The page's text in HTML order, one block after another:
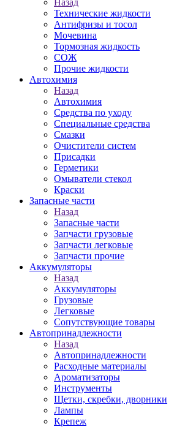
Технические жидкости
Антифризы и тосол
Мочевина
Тормозная жидкость
СОЖ
Прочие жидкости
Автохимия
Назад
Автохимия
Средства по уходу
Специальные средства
Смазки
Очистители систем
Присадки
Герметики
Омыватели стекол
Краски
Запасные части
Назад
Запасные части
Запчасти грузовые
Запчасти легковые
Запчасти прочие
Аккумуляторы
Назад
Аккумуляторы
Грузовые
Легковые
Сопутствующие товары
Автопринадлежности
Назад
Автопринадлежности
Расходные материалы
Ароматизаторы
Инструменты
Щетки, скребки, дворники
Лампы
Крепеж